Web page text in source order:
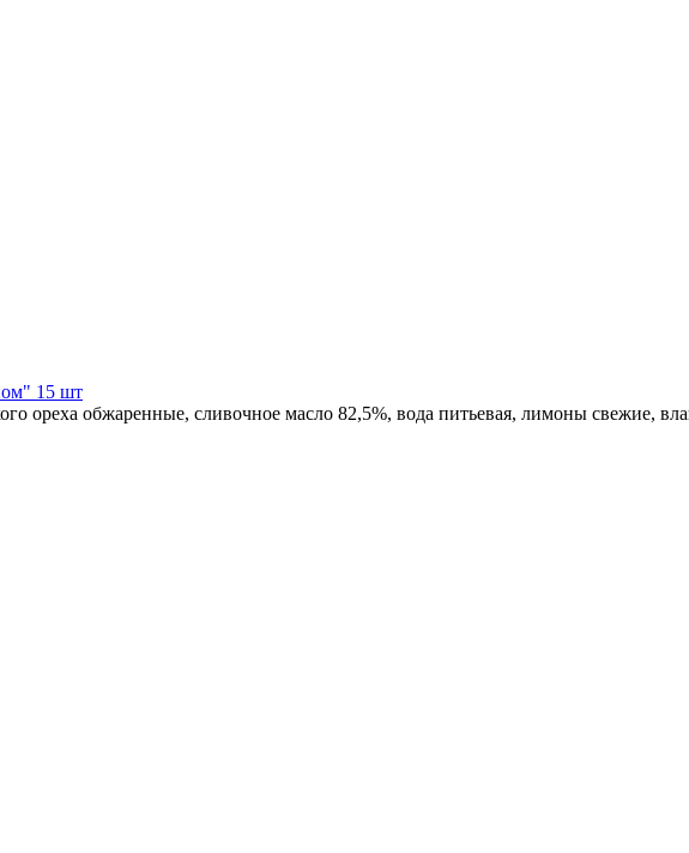
15 шт
ореха обжаренные, сливочное масло 82,5%, вода питьевая, лимоны свежие,